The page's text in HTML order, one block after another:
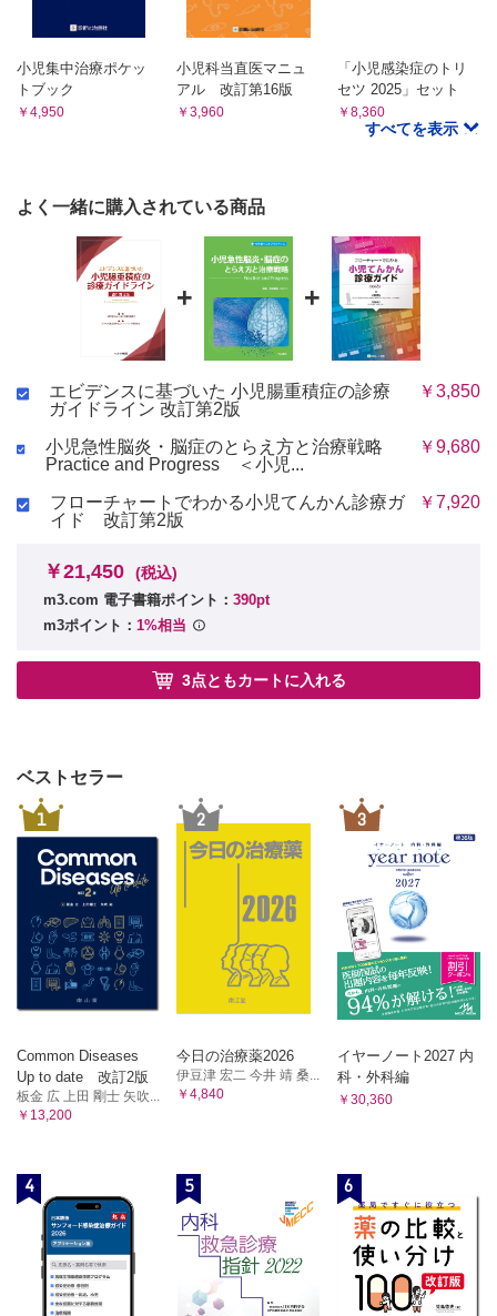
2 非観血的整復術
CQ24 全身麻酔は必要か?
CQ25 硬膜外麻酔は必要か?
CQ26 鎮静薬投与は有用か ?
2)非観血的整復時の監視画像装置
CQ29 非観血的整復にはX線透視下と超音波下のどちらを選
択すべきか?
3)非観血的整復術時の媒体(造影剤)
CQ30 X線透視下非観血的整復術に媒体(造影剤)として何を
用いるべきか?
CQ31 X線透視下非観血的整復術に媒体として空気,水溶性造
CQ32 超音波下非観血的整復術に媒体として何を用いるべき
か?
4)整復圧
CQ33 腸重積症を整復する際の圧はどれくらいが適切か?
CQ34 非観血的整復を行う際に整復回数や整復時間はどれく
らいが適切か?
CQ35 非観血的整復による腸管穿孔の頻度はどれくらいか?
CQ36 どのような症例に非観血的整復による腸管穿孔が起こ
りやすいか ?
CQ37 delayed repeat enema(DRE)は非観血的整復の整復率
を改善するか?
CQ38 非観血的整復後に入院が必要か?
CQ39 非観血的整復前後に抗菌薬の投与が必要か?
3)整復の確認
CQ40 非観血的整復の確認はどうするか?
4)再発症例への対応
CQ41 再発症例に対して病的先進部の検索をどのようにする
か?
4 手術
1)手術の適応
CQ42 腸重積症の手術適応(予測因子)は?
CQ43 腸切除の適応(予測因子)は?
3)付加手術
CQ44 付加手術は再発の予防に有効か?
索引
小児集中治療ポケッ
トブック
￥4,950
小児科当直医マニュ
アル 改訂第16版
￥3,960
「小児感染症のトリ
セツ 2025」セット
￥8,360
すべてを表示
よく一緒に購入されている商品
+ +
エビデンスに基づいた 小児腸重積症の診療
ガイドライン 改訂第2版
￥3,850
小児急性脳炎・脳症のとらえ方と治療戦略
Practice and Progress ＜小児...
￥9,680
フローチャートでわかる小児てんかん診療ガ
イド 改訂第2版
￥7,920
￥21,450 (税込)
m3.com 電子書籍ポイント： 390pt
m3ポイント： 1%相当
3点ともカートに入れる
ベストセラー
1
Common Diseases
Up to date 改訂2版
板金 広 上田 剛士 矢吹...
￥13,200
2
今日の治療薬2026
伊豆津 宏二 今井 靖 桑...
￥4,840
3
イヤーノート2027 内
科・外科編
￥30,360
4 5 6